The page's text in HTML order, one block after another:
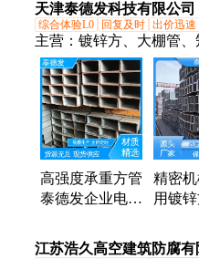
天津泰德发科技有限公司
综合体验L0 回复及时 出价迅速
主营： 镀锌方、大棚管
方钜管、国标方管、幕
棚、定制方管、蔬菜大
形方管、无缝钢管、无
方管、大棚椭圆管
高强度承重方管
泰德发企业电站
层工艺
精密
用镀
级防锈
江苏浩久高空建筑防腐有